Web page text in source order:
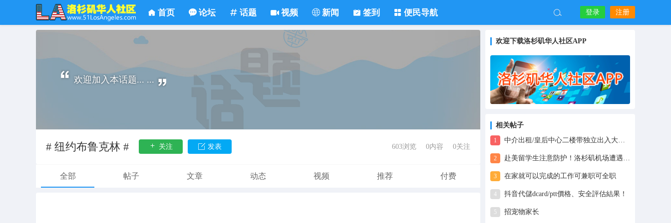
首页 论坛 话题 视频 新闻 签到 便民导航 登录 注册
欢迎下载洛杉矶华人社区APP
相关帖子
1 中介出租/皇后中心二楼带独立出入大阳台单房租
2 赴美留学生注意防护！洛杉矶机场遭遇群体性大爆发！至少400多名安检机组人员确诊…
3 在家就可以完成的工作可兼职可全职
4 抖音代儲dcard/ptt價格、安全評估結果！
5 招宠物家长
欢迎加入本话题... ...
# 纽约布鲁克林 # 关注 发表 603浏览 0内容 0关注
全部 帖子 文章 动态 视频 推荐 付费